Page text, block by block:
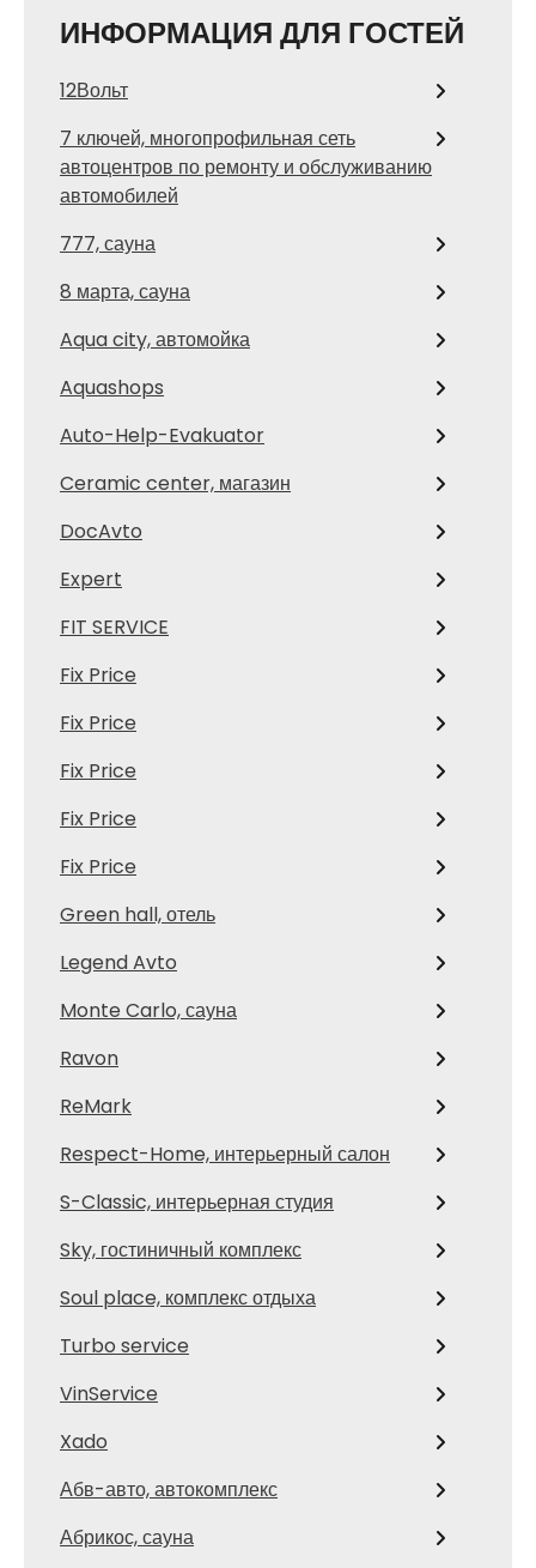
ИНФОРМАЦИЯ ДЛЯ ГОСТЕЙ
12Вольт
7 ключей, многопрофильная сеть
автоцентров по ремонту и обслуживанию
автомобилей
777, сауна
8 марта, сауна
Aqua city, автомойка
Aquashops
Auto-Help-Evakuator
Ceramic center, магазин
DocAvto
Expert
FIT SERVICE
Fix Price
Fix Price
Fix Price
Fix Price
Fix Price
Green hall, отель
Legend Avto
Monte Carlo, сауна
Ravon
ReMark
Respect-Home, интерьерный салон
S-Classic, интерьерная студия
Sky, гостиничный комплекс
Soul place, комплекс отдыха
Turbo service
VinService
Xado
Абв-авто, автокомплекс
Абрикос, сауна